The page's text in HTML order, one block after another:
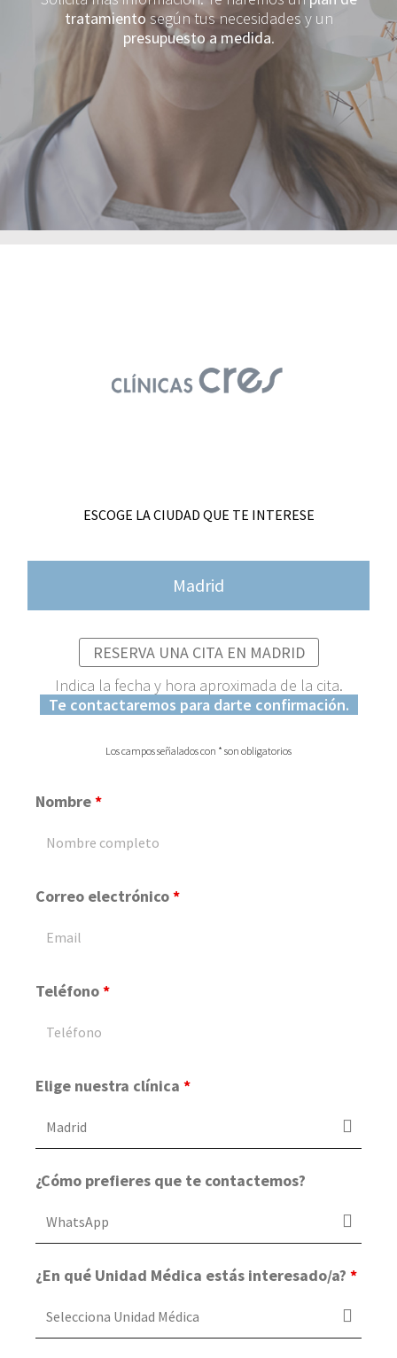
tratamiento según tus necesidades y un
presupuesto a medida.
ESCOGE LA CIUDAD QUE TE INTERESE
Madrid
RESERVA UNA CITA EN MADRID
Indica la fecha y hora aproximada de la cita.
Te contactaremos para darte confirmación.
Los campos señalados con * son obligatorios
Nombre*
Correo electrónico*
Teléfono*
Elige nuestra clínica *
¿Cómo prefieres que te contactemos?
¿En qué Unidad Médica estás interesado/a? *